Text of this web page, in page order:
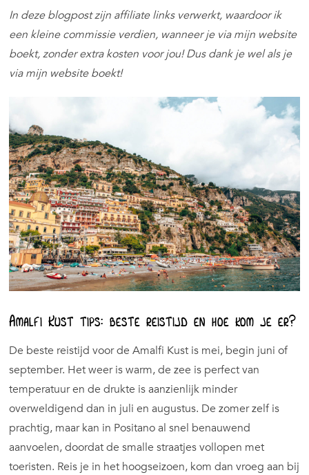
In deze blogpost zijn affiliate links verwerkt, waardoor ik
een kleine commissie verdien, wanneer je via mijn website
boekt, zonder extra kosten voor jou! Dus dank je wel als je
via mijn website boekt!
Amalfi Kust tips: beste reistijd en hoe kom je er?
De beste reistijd voor de Amalfi Kust is mei, begin juni of
september. Het weer is warm, de zee is perfect van
temperatuur en de drukte is aanzienlijk minder
overweldigend dan in juli en augustus. De zomer zelf is
prachtig, maar kan in Positano al snel benauwend
aanvoelen, doordat de smalle straatjes vollopen met
toeristen. Reis je in het hoogseizoen, kom dan vroeg aan bij